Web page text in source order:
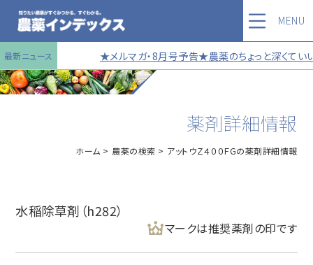
最新ニュース ★メルマガ・8月号予告★農薬のちょっと深く
MENU
薬剤詳細情報
ホーム 農薬の検索 アットウＺ４００ＦGの薬剤詳細情報
水稲除草剤（h282）
マークは推奨薬剤の印です